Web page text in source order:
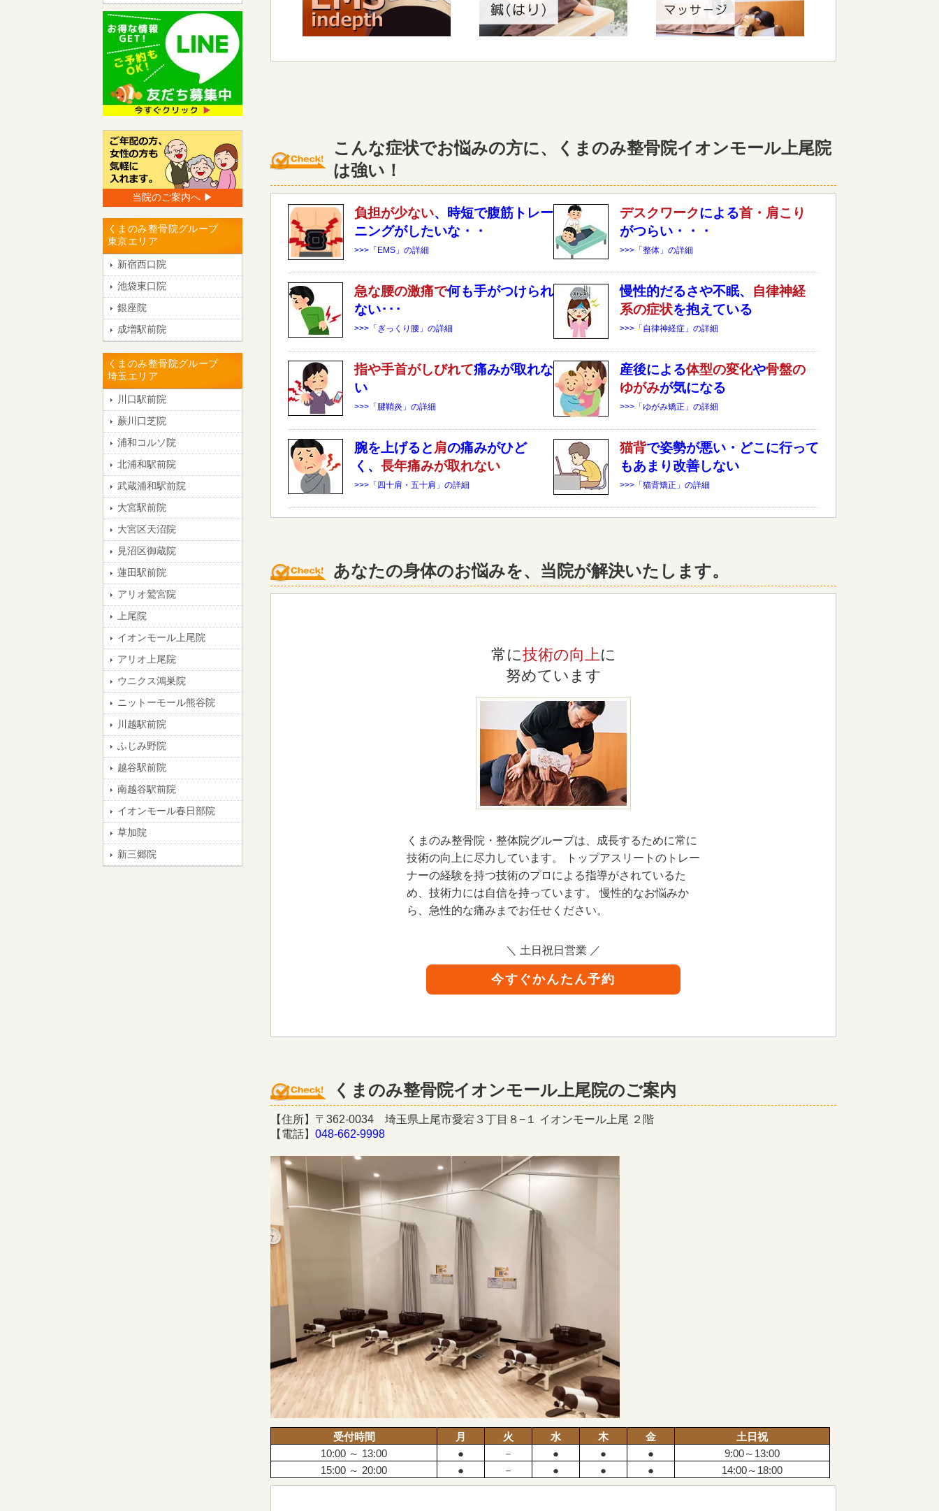
こんな症状でお悩みの方に、くまのみ整骨院イオンモール上尾院
は強い！
負担が少ない、時短で腹筋トレー
ニングがしたいな・・
>>>「EMS」の詳細
デスクワークによる首・肩こり
がつらい・・・
>>>「整体」の詳細
急な腰の激痛で何も手がつけられ
ない･･･
>>>「ぎっくり腰」の詳細
慢性的だるさや不眠、 自律神経
系の症状を抱えている
>>>「自律神経症」の詳細
指や手首がしびれて痛みが取れな
い
>>>「腱鞘炎」の詳細
産後による体型の変化や骨盤の
ゆがみが気になる
>>>「ゆがみ矯正」の詳細
腕を上げると肩の痛みがひど
く、 長年痛みが取れない
>>>「四十肩・五十肩」の詳細
猫背で姿勢が悪い・どこに行って
もあまり改善しない
>>>「猫背矯正」の詳細
あなたの身体のお悩みを、当院が解決いたします。
常に技術の向上に
努めています
くまのみ整骨院・整体院グループは、成長するために常に
技術の向上に尽力しています。 トップアスリートのトレー
ナーの経験を持つ技術のプロによる指導がされているた
め、技術力には自信を持っています。 慢性的なお悩みか
ら、急性的な痛みまでお任せください。
＼ 土日祝日営業 ／
今すぐかんたん予約
くまのみ整骨院イオンモール上尾院のご案内
【住所】〒362-0034 埼玉県上尾市愛宕３丁目８−１ イオンモール上尾 ２階
【電話】 048-662-9998
受付時間 月 火 水 木 金
土日祝
10:00 ～ 13:00
● － ● ● ●
9:00～13:00
15:00 ～ 20:00
● － ● ● ● 14:00～18:00
当院のご案内へ ▶︎
くまのみ整骨院グループ
東京エリア
新宿西口院
池袋東口院
銀座院
成増駅前院
くまのみ整骨院グループ
埼玉エリア
川口駅前院
蕨川口芝院
浦和コルソ院
北浦和駅前院
武蔵浦和駅前院
大宮駅前院
大宮区天沼院
見沼区御蔵院
蓮田駅前院
アリオ鷲宮院
上尾院
イオンモール上尾院
アリオ上尾院
ウニクス鴻巣院
ニットーモール熊谷院
川越駅前院
ふじみ野院
越谷駅前院
南越谷駅前院
イオンモール春日部院
草加院
新三郷院